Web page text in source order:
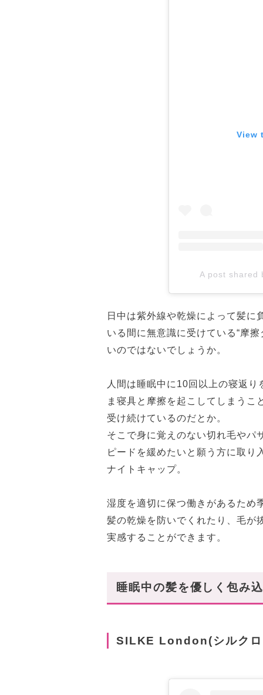
View
A post shared
日中は紫外線や乾燥によって髪に
いる間に無意識に受けている“摩
いのではないでしょうか。
人間は睡眠中に10回以上の寝返
ま寝具と摩擦を起こしてしまうこ
受け続けているのだとか。
そこで身に覚えのない切れ毛やパ
ピードを緩めたいと願う方に取り
ナイトキャップ。
湿度を適切に保つ働きがあるため
髪の乾燥を防いでくれたり、毛が
実感することができます。
睡眠中の髪を優しく包み
SILKE London(シルクロ